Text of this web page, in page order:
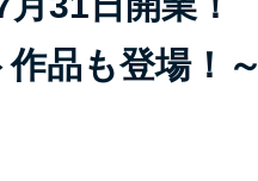
品も登場！～